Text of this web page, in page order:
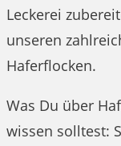
Leckerei
unseren
Haferflocken.
Was Du über
wissen solltest: